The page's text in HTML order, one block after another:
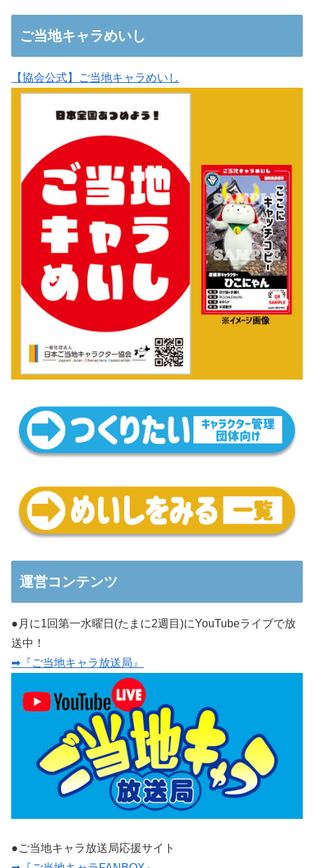
ご当地キャラめいし
【協会公式】ご当地キャラめいし
運営コンテンツ
●月に1回第一水曜日(たまに2週目)にYouTubeライブで放
送中！
➡『ご当地キャラ放送局』
●ご当地キャラ放送局応援サイト